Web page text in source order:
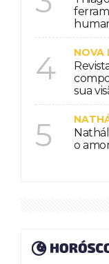
4 NOVA
sua
5
o